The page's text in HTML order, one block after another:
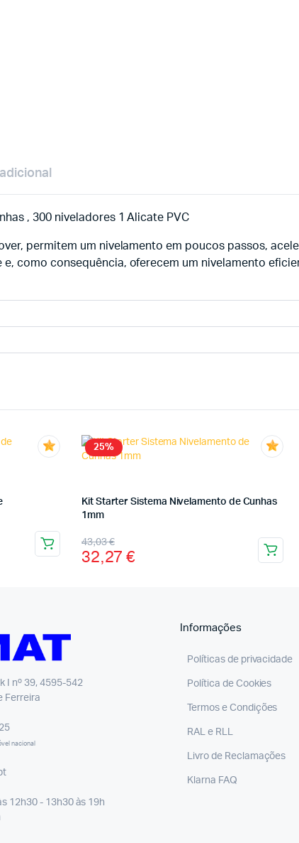
, 300 niveladores 1 Alicate PVC
permitem um nivelamento em poucos passos,
e, como consequência, oferecem um nivelamento
25%
Kit Starter Sistema Nivelamento de Cunhas
1mm
43,03€
32,27 €
I nº 39, 4595-542
Ferreira
nacional
12h30 - 13h30 às 19h
Informações
Políticas de privacidade
Política de Cookies
Termos e Condições
RAL e RLL
Livro de Reclamações
Klarna FAQ